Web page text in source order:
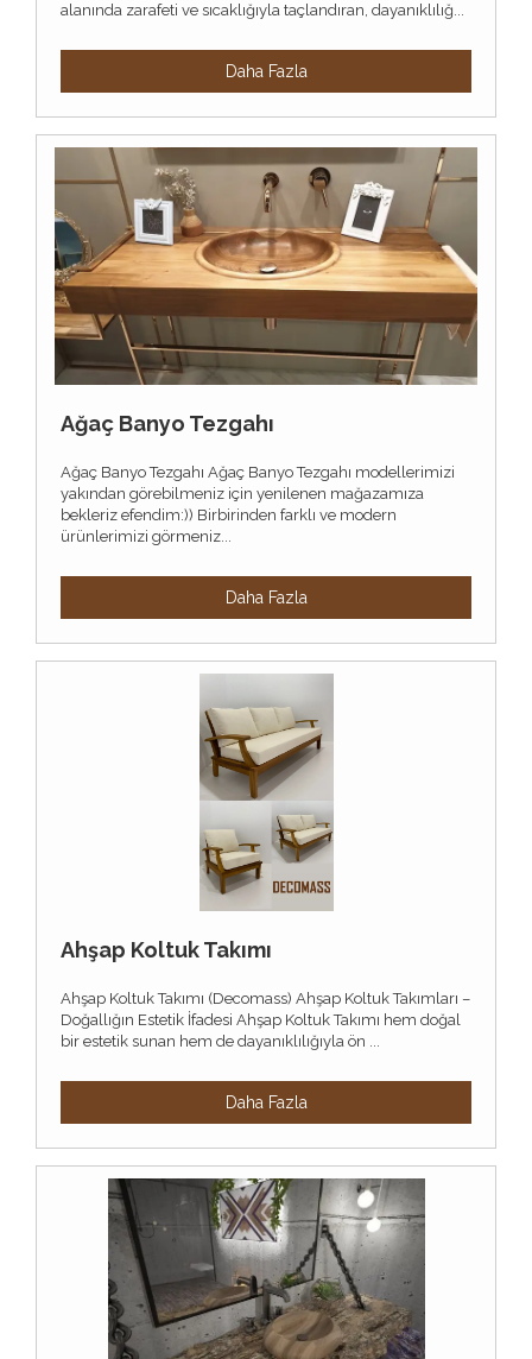
alanında zarafeti ve sıcaklığıyla taçlandıran, dayanıklılığ...
Daha Fazla
Ağaç Banyo Tezgahı
Ağaç Banyo Tezgahı Ağaç Banyo Tezgahı modellerimizi
yakından görebilmeniz için yenilenen mağazamıza
bekleriz efendim:)) Birbirinden farklı ve modern
ürünlerimizi görmeniz...
Daha Fazla
Ahşap Koltuk Takımı
Ahşap Koltuk Takımı (Decomass) Ahşap Koltuk Takımları –
Doğallığın Estetik İfadesi Ahşap Koltuk Takımı hem doğal
bir estetik sunan hem de dayanıklılığıyla ön ...
Daha Fazla